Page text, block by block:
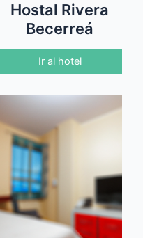
Hostal Rivera
Becerreá
Ir al hotel